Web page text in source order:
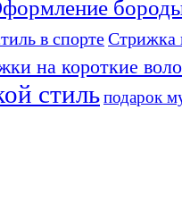
в спортеСтрижка
на короткие
стильподарок